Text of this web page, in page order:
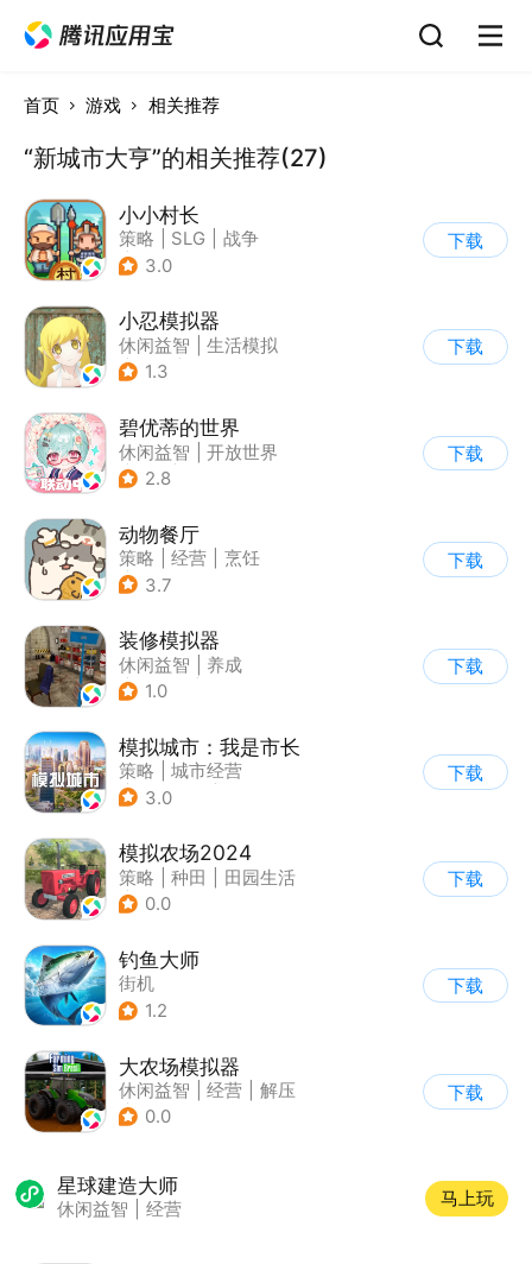
首页 游戏 相关推荐
“新城市大亨”的相关推荐(27)
小小村长
策略 SLG
战争
| 像素风
3.0
下载
小忍模拟器
休闲益智
生活模拟
| 恋爱
1.3
下载
碧优蒂的世界
休闲益智
开放世界
| Q版
2.8
下载
动物餐厅
策略 经营
烹饪
| 宠物
3.7
下载
装修模拟器
休闲益智
养成
| 女性向
1.0
下载
模拟城市：我是市长
策略
城市经营
| 模拟城市
3.0
下载
模拟农场2024
策略 种田
田园生活
| 写实
0.0
下载
钓鱼大师
街机
1.2
下载
大农场模拟器
休闲益智 经营
解压
| 清新
0.0
下载
星球建造大师
休闲益智 经营
马上玩